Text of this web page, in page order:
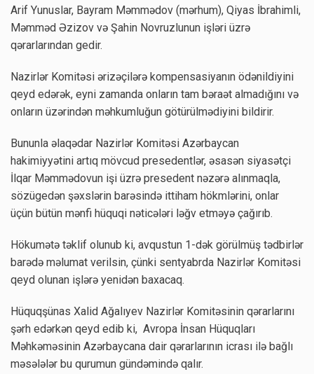
Arif Yunuslar, Bayram Məmmədov (mərhum), Qiyas İbrahimli,
Məmməd Əzizov və Şahin Novruzlunun işləri üzrə
qərarlarından gedir.
Nazirlər Komitəsi ərizəçilərə kompensasiyanın ödənildiyini
qeyd edərək, eyni zamanda onların tam bəraət almadığını və
onların üzərindən məhkumluğun götürülmədiyini bildirir.
Bununla əlaqədar Nazirlər Komitəsi Azərbaycan
hakimiyyətini artıq mövcud presedentlər, əsasən siyasətçi
İlqar Məmmədovun işi üzrə presedent nəzərə alınmaqla,
sözügedən şəxslərin barəsində ittiham hökmlərini, onlar
üçün bütün mənfi hüquqi nəticələri ləğv etməyə çağırıb.
Hökumətə təklif olunub ki, avqustun 1-dək görülmüş tədbirlər
barədə məlumat verilsin, çünki sentyabrda Nazirlər Komitəsi
qeyd olunan işlərə yenidən baxacaq.
Hüquqşünas Xalid Ağalıyev Nazirlər Komitəsinin qərarlarını
şərh edərkən qeyd edib ki, Avropa İnsan Hüquqları
Məhkəməsinin Azərbaycana dair qərarlarının icrası ilə bağlı
məsələlər bu qurumun gündəmində qalır.